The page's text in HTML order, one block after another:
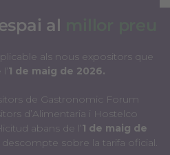
al
als nous expositors que
1 de maig de 2026.
de Gastronomic Forum
d’Alimentaria i Hostelco
abans de l’1 de maig de
sobre la tarifa oficial.